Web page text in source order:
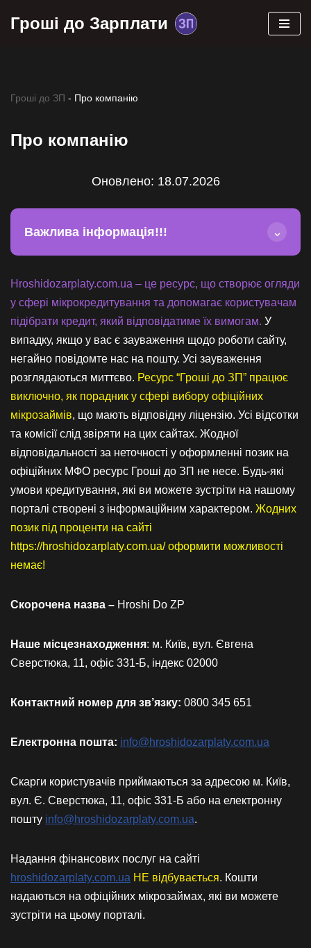
Гроші до Зарплати
Гроші до ЗП - Про компанію
Про компанію
Оновлено: 18.07.2026
Важлива інформація!!! ⌄
Hroshidozarplaty.com.ua – це ресурс, що створює огляди
у сфері мікрокредитування та допомагає користувачам
підібрати кредит, який відповідатиме їх вимогам. У
випадку, якщо у вас є зауваження щодо роботи сайту,
негайно повідомте нас на пошту. Усі зауваження
розглядаються миттєво. Ресурс “Гроші до ЗП” працює
виключно, як порадник у сфері вибору офіційних
мікрозаймів, що мають відповідну ліцензію. Усі відсотки
та комісії слід звіряти на цих сайтах. Жодної
відповідальності за неточності у оформленні позик на
офіційних МФО ресурс Гроші до ЗП не несе. Будь-які
умови кредитування, які ви можете зустріти на нашому
порталі створені з інформаційним характером. Жодних
позик під проценти на сайті
https://hroshidozarplaty.com.ua/ оформити можливості
немає!
Скорочена назва – Hroshi Do ZP
Наше місцезнаходження: м. Київ, вул. Євгена
Сверстюка, 11, офіс 331-Б, індекс 02000
Контактний номер для зв’язку: 0800 345 651
Електронна пошта: info@hroshidozarplaty.com.ua
Скарги користувачів приймаються за адресою м. Київ,
вул. Є. Сверстюка, 11, офіс 331-Б або на електронну
пошту info@hroshidozarplaty.com.ua.
Надання фінансових послуг на сайті
hroshidozarplaty.com.ua НЕ відбувається. Кошти
надаються на офіційних мікрозаймах, які ви можете
зустріти на цьому порталі.